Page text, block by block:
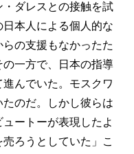
ダレスとの接触を試
本人による個人的な
の支援もなかったた
一方で、日本の指導
んでいた。モスクワ
のだ。しかし彼らは
ートーが表現したよ
ろうとしていた」こ